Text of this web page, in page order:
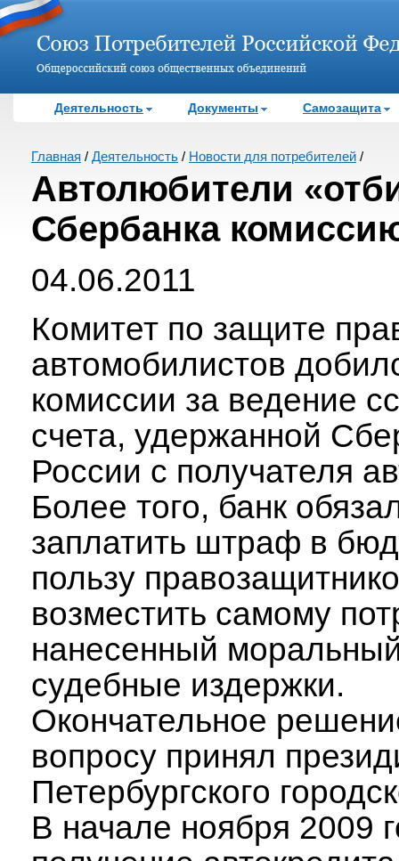
Деятельность Документы Самозащита
Главная / Деятельность / Новости для потребителей /
Автолюбители
Сбербанка
04.06.2011
Комитет по защите
автомобилистов
комиссии за ведение
счета, удержанной
России с получателя
Более того, банк
заплатить штраф в
пользу
возместить самому
нанесенный
судебные издержки.
Окончательное
вопросу принял
Петербургского
В начале ноября 2009